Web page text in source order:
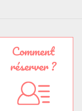
Comment
réserver ?